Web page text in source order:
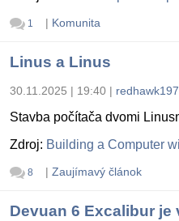
1 | Komunita
Linus a Linus
30.11.2025 | 19:40 |
Stavba počítača dvomi
Zdroj: Building a Computer
8 | Zaujímavý článok
Devuan 6 Excalibur je